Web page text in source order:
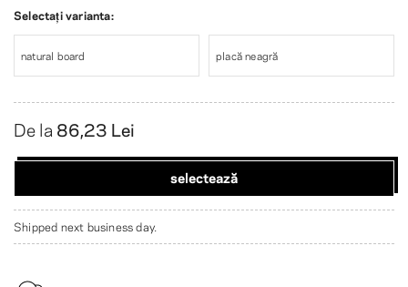
Selectați varianta:
natural board placă neagră
De la 86,23 Lei
selectează
Shipped next business day.